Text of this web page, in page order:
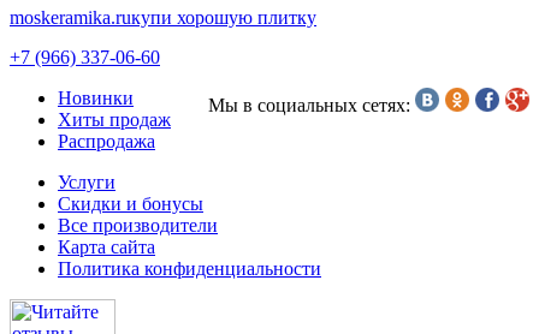
moskeramika.ruкупи хорошую плитку
+7 (966) 337-06-60
Мы в социальных сетях:
Новинки
Хиты продаж
Распродажа
Услуги
Скидки и бонусы
Все производители
Карта сайта
Политика конфиденциальности